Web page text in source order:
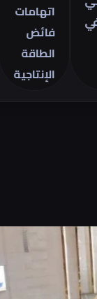
اتهامات
فائض
الطاقة
الإنتاجية